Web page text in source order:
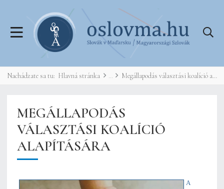
Nachádzate sa tu: Hlavná stránka Megállapodás választási koalíció alapítására
MEGÁLLAPODÁS
VÁLASZTÁSI KOALÍCIÓ
ALAPÍTÁSÁRA
A